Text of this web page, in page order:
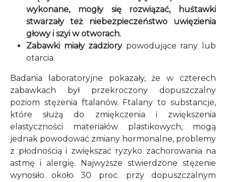
wykonane, mogły się rozwiązać, huśtawki
stwarzały też niebezpieczeństwo uwięzienia
głowy i szyi w otworach.
Zabawki miały zadziorypowodujące rany lub
otarcia.
Badania laboratoryjne pokazały, że w czterech
zabawkach był przekroczony dopuszczalny
poziom stężenia ftalanów. Ftalany to substancje,
które służą do zmiękczenia i zwiększenia
elastyczności materiałów plastikowych, mogą
jednak powodować zmiany hormonalne, problemy
z płodnością i zwiększać ryzyko zachorowania na
astmę i alergię. Najwyższe stwierdzone stężenie
wynosiło około 30 proc. przy dopuszczalnym